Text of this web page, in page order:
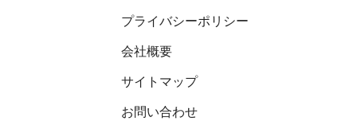
プライバシーポリシー
会社概要
サイトマップ
お問い合わせ